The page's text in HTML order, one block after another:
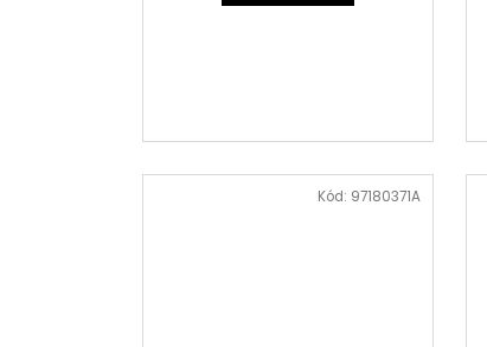
Kód: 97180371A